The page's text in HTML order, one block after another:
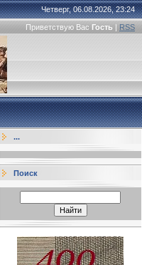
Четверг, 06.08.2026, 23:24
Приветствую Вас Гость | RSS
...
Поиск